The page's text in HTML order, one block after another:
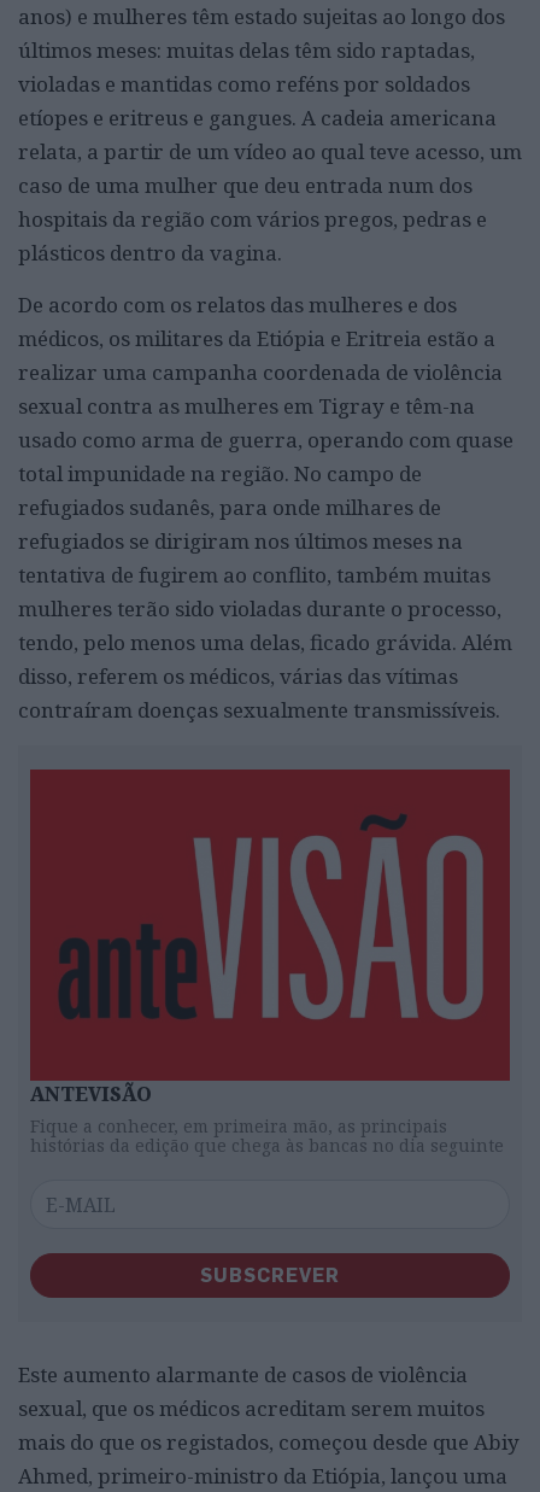
anos) e mulheres têm estado sujeitas ao longo dos
últimos meses: muitas delas têm sido raptadas,
violadas e mantidas como reféns por soldados
etíopes e eritreus e gangues. A cadeia americana
relata, a partir de um vídeo ao qual teve acesso, um
caso de uma mulher que deu entrada num dos
hospitais da região com vários pregos, pedras e
plásticos dentro da vagina.
De acordo com os relatos das mulheres e dos
médicos, os militares da Etiópia e Eritreia estão a
realizar uma campanha coordenada de violência
sexual contra as mulheres em Tigray e têm-na
usado como arma de guerra, operando com quase
total impunidade na região. No campo de
refugiados sudanês, para onde milhares de
refugiados se dirigiram nos últimos meses na
tentativa de fugirem ao conflito, também muitas
mulheres terão sido violadas durante o processo,
tendo, pelo menos uma delas, ficado grávida. Além
disso, referem os médicos, várias das vítimas
contraíram doenças sexualmente transmissíveis.
ANTEVISÃO
Fique a conhecer, em primeira mão, as principais
histórias da edição que chega às bancas no dia seguinte
SUBSCREVER
Este aumento alarmante de casos de violência
sexual, que os médicos acreditam serem muitos
mais do que os registados, começou desde que Abiy
Ahmed, primeiro-ministro da Etiópia, lançou uma